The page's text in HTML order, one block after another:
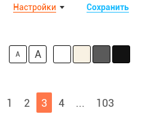
Сохранить
Настройки
A A
1 2 3 4 ... 103